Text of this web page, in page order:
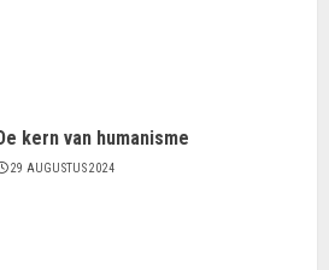
kern van humanisme
29 AUGUSTUS 2024